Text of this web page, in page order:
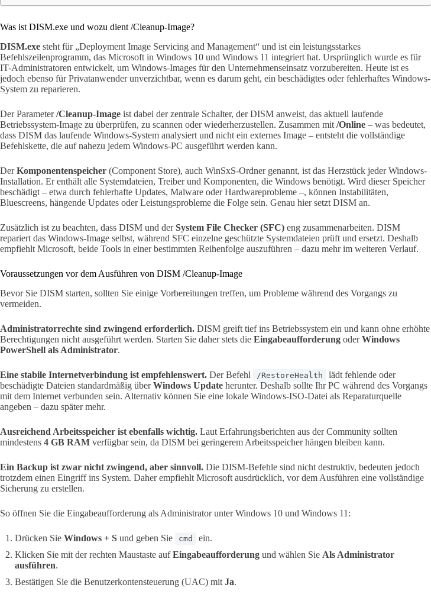
Was ist DISM.exe und wozu dient /Cleanup-Image?
DISM.exe steht für „Deployment Image Servicing and Management“ und ist ein leistungsstarkes
Befehlszeilenprogramm, das Microsoft in Windows 10 und Windows 11 integriert hat. Ursprünglich wurde es für
IT-Administratoren entwickelt, um Windows-Images für den Unternehmenseinsatz vorzubereiten. Heute ist es
jedoch ebenso für Privatanwender unverzichtbar, wenn es darum geht, ein beschädigtes oder fehlerhaftes Windows-
System zu reparieren.
Der Parameter/Cleanup-Image ist dabei der zentrale Schalter, der DISM anweist, das aktuell laufende
Betriebssystem-Image zu überprüfen, zu scannen oder wiederherzustellen. Zusammen mit /Online – was bedeutet,
dass DISM das laufende Windows-System analysiert und nicht ein externes Image – entsteht die vollständige
Befehlskette, die auf nahezu jedem Windows-PC ausgeführt werden kann.
DerKomponentenspeicher (Component Store), auch WinSxS-Ordner genannt, ist das Herzstück jeder Windows-
Installation. Er enthält alle Systemdateien, Treiber und Komponenten, die Windows benötigt. Wird dieser Speicher
beschädigt – etwa durch fehlerhafte Updates, Malware oder Hardwareprobleme –, können Instabilitäten,
Bluescreens, hängende Updates oder Leistungsprobleme die Folge sein. Genau hier setzt DISM an.
Zusätzlich ist zu beachten, dass DISM und derSystem File Checker (SFC) eng zusammenarbeiten. DISM
repariert das Windows-Image selbst, während SFC einzelne geschützte Systemdateien prüft und ersetzt. Deshalb
empfiehlt Microsoft, beide Tools in einer bestimmten Reihenfolge auszuführen – dazu mehr im weiteren Verlauf.
Voraussetzungen vor dem Ausführen von DISM /Cleanup-Image
Bevor Sie DISM starten, sollten Sie einige Vorbereitungen treffen, um Probleme während des Vorgangs zu
vermeiden.
Administratorrechte sind zwingend erforderlich. DISM greift tief ins Betriebssystem ein und kann ohne erhöhte
Berechtigungen nicht ausgeführt werden. Starten Sie daher stets die Eingabeaufforderung oderWindows
PowerShell als Administrator.
Eine stabile Internetverbindung ist empfehlenswert. Der Befehl /RestoreHealth
lädt fehlende oder
beschädigte Dateien standardmäßig überWindows Update herunter. Deshalb sollte Ihr PC während des Vorgangs
mit dem Internet verbunden sein. Alternativ können Sie eine lokale Windows-ISO-Datei als Reparaturquelle
angeben – dazu später mehr.
Ausreichend Arbeitsspeicher ist ebenfalls wichtig. Laut Erfahrungsberichten aus der Community sollten
mindestens 4 GB RAM verfügbar sein, da DISM bei geringerem Arbeitsspeicher hängen bleiben kann.
Ein Backup ist zwar nicht zwingend, aber sinnvoll. Die DISM-Befehle sind nicht destruktiv, bedeuten jedoch
trotzdem einen Eingriff ins System. Daher empfiehlt Microsoft ausdrücklich, vor dem Ausführen eine vollständige
Sicherung zu erstellen.
So öffnen Sie die Eingabeaufforderung als Administrator unter Windows 10 und Windows 11:
Drücken Sie Windows + S und geben Sie cmd
ein.
Klicken Sie mit der rechten Maustaste aufEingabeaufforderung und wählen Sie Als Administrator
ausführen.
Bestätigen Sie die Benutzerkontensteuerung (UAC) mit Ja.